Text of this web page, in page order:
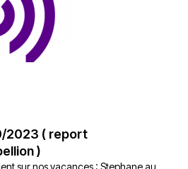
2023 ( report
)
sur nos vacances : Stephane au